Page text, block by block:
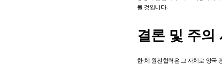
될 것입니다.
결론 및 주의
한-체 원전협력은 그 자체로 양국